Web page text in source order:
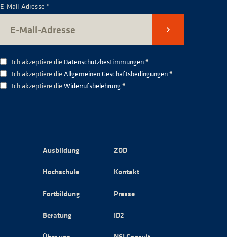
E-Mail-Adresse *
Senden
Ich akzeptiere die Datenschutzbestimmungen*
Ich akzeptiere die Allgemeinen Geschäftsbedingungen*
Ich akzeptiere die Widerrufsbelehrung*
Ausbildung
Hochschule
Fortbildung
Beratung
ZOD
Kontakt
Presse
ID2